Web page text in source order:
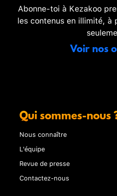
Abonne-toi à Kezakoo
les contenus en illimité, à
Voir nos
Qui sommes-nous
Nous connaître
L'équipe
Revue de presse
Contactez-nous